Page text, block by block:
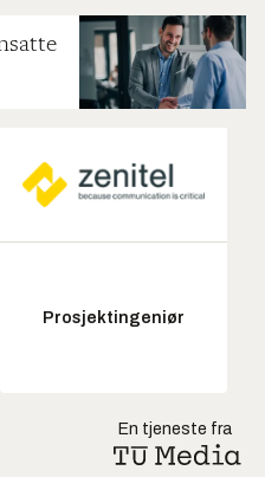
Prosjektingeniør
En tjeneste fra